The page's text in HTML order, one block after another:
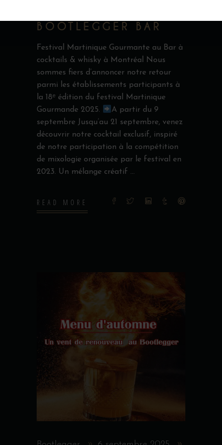
BOOTLEGGER BAR
Festival Martinique Gourmante au Bar à
cocktails & whisky à Montréal Nous
sommes fiers d’annoncer notre retour
parmi les établissements participants à
la 18ᵉ édition du festival Martinique
Gourmande 2025.
A partir du 9
septembre Jusqu’au 21 septembre, venez
découvrir notre cocktail exclusif, inspiré
de notre participation à la compétition
de mixologie organisée par le festival en
2023. Un mélange créatif
READ MORE